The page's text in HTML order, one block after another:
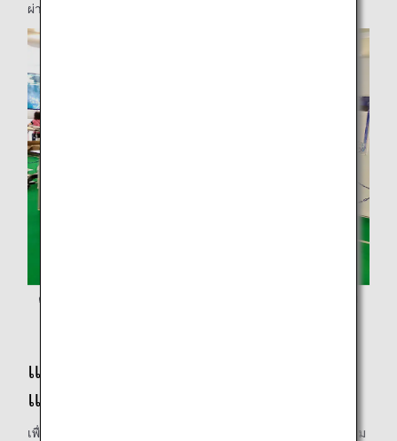
ผ่านดาวเทียมให้คำอธิบายกับเด็กๆ
คุณคุเซะ (ขวา) และช่างเครือง ANA คุณโออิ (ซ้าย) พร้อมกับ
แจกของรางวัลเป็นแบบมิตรต่อสิ่ง
แวดล้อม
เพื่อเป็นการให้รางวัลกับกิจกรรมล่าตราประทับนี้ เด็กๆ ที่เข้าร่วม